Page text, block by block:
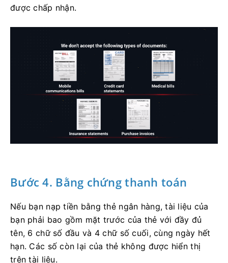
được chấp nhận.
Bước 4. Bằng chứng thanh toán
Nếu bạn nạp tiền bằng thẻ ngân hàng, tài liệu của
bạn phải bao gồm mặt trước của thẻ với đầy đủ
tên, 6 chữ số đầu và 4 chữ số cuối, cùng ngày hết
hạn. Các số còn lại của thẻ không được hiển thị
trên tài liệu.